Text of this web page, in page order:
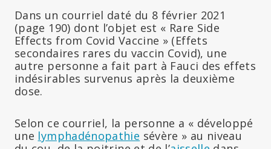
Dans un courriel daté du 8 février 2021
(page 190) dont l’objet est « Rare Side
Effects from Covid Vaccine » (Effets
secondaires rares du vaccin Covid), une
autre personne a fait part à Fauci des effets
indésirables survenus après la deuxième
dose.
Selon ce courriel, la personne a « développé
une lymphadénopathie sévère » au niveau